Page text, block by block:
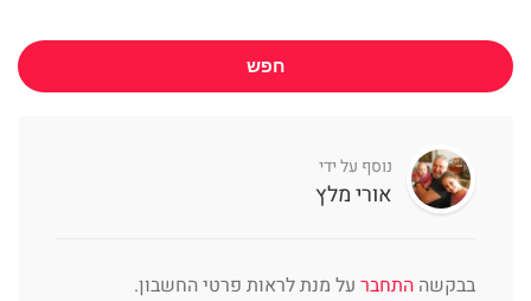
חפש
נוסף על ידי
אורי מלץ
בבקשה התחבר על מנת לראות פרטי החשבון.